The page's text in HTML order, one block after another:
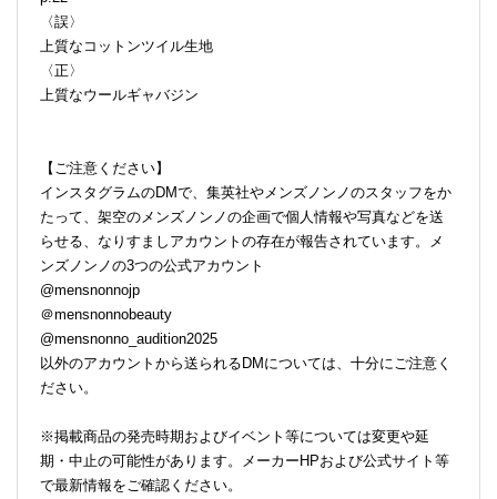
〈誤〉
上質なコットンツイル生地
〈正〉
上質なウールギャバジン
【ご注意ください】
インスタグラムのDMで、集英社やメンズノンノのスタッフをか
たって、架空のメンズノンノの企画で個人情報や写真などを送
らせる、なりすましアカウントの存在が報告されています。メ
ンズノンノの3つの公式アカウント
@mensnonnojp
＠mensnonnobeauty
@mensnonno_audition2025
以外のアカウントから送られるDMについては、十分にご注意く
ださい。
※掲載商品の発売時期およびイベント等については変更や延
期・中止の可能性があります。メーカーHPおよび公式サイト等
で最新情報をご確認ください。